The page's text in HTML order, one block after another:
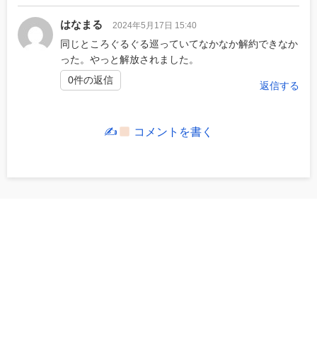
はなまる 2024年5月17日 15:40
同じところぐるぐる巡っていてなかなか解約できなか
った。やっと解放されました。
返信する
0件の返信
✍ コメントを書く